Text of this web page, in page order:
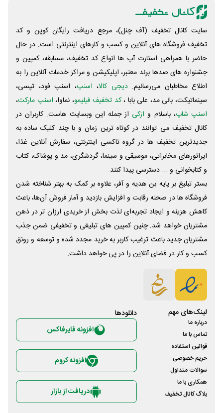
سایت کانال تخفیف (آف چنل)، مرجع دریافت رایگان کوپن و کد
تخفیف فروشگاه های آنلاین و کسب و‌ کارهای اینترنتی است. در حال
حاضر با همراهی استارت آپ ها انواع کد تخفیف، مسابقه، کمپین و
جشنواره های صدها برند معتبر، اپلیکیشن و مراکز خدمات آنلاین را به
اطلاع مخاطبان می‌رسانیم. دیجی کالا، اسنپ، اسنپ فود، تپسی،
سینماتیکت، بانی مد، علی‌ بابا ،کد تخفیف فیلیمو، نماوا، اسنپ مارکت،
اسنپ شاپ، باسلام و ازکی از جمله این وبسایت ‌هاست. کاربران در
کانال تخفیف می توانند در کوتاه ترین زمان و با چند کلیک ساده به
جدیدترین تخفیف ها در گروه تاکسی اینترنتی، سفارش آنلاین غذا،
اپراتورهای مخابراتی، موسیقی و سینما، گردشگری، مد و پوشاک، کتاب
و کتابخوانی و ... دسترسی پیدا کنند.
بستر تبلیغ بر پایه بن هدیه و آفر، علاوه بر کمک به بهتر شناخته شدن
فروشگاه ها در صحنه رقابت و افزایش بازدید و آمار فروش آن‌ها، باعث
کاهش هزینه و ایجاد تجربه‌ای لذت بخش از خریدی ارزان تر در ذهن
مشتریان خواهد شد. چنین کمپین های تبلیغی و تخفیفی ضمن جذب
مشتریان جدید باعث ترغیب کاربر به خرید مجدد شده و توسعه و رونق
کسب و کار در فضای آنلاین را در پی خواهد داشت.
لینک‌های مهم
درباره ما
تماس با ما
قوانین استفاده
حریم خصوصی
سوالات متداول
همکاری با ما
بلاگ کانال تخفیف
دانلود‌ها
افزونه فایرفاکس
افزونه کروم
دریافت از بازار